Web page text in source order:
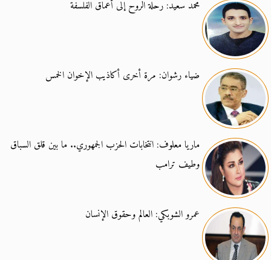
محمد سعيد: رحلة الروح إلى أعماق الفلسفة
ضياء رشوان: مرة أخرى أكاذيب الإخوان الخمس
ماريا معلوف: انتخابات الحزب الجمهوري.. ما بين قلق السباق
وطيف ترامب
عمرو الشوبكي: العالم وحقوق الإنسان